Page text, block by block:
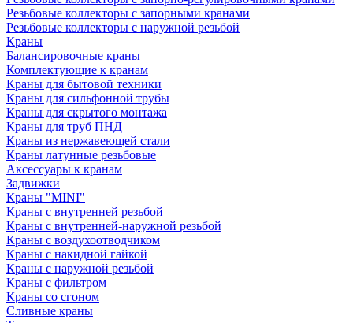
Резьбовые коллекторы с запорными кранами
Резьбовые коллекторы с наружной резьбой
Краны
Балансировочные краны
Комплектующие к кранам
Краны для бытовой техники
Краны для сильфонной трубы
Краны для скрытого монтажа
Краны для труб ПНД
Краны из нержавеющей стали
Краны латунные резьбовые
Аксессуары к кранам
Задвижки
Краны "MINI"
Краны с внутренней резьбой
Краны с внутренней-наружной резьбой
Краны с воздухоотводчиком
Краны с накидной гайкой
Краны с наружной резьбой
Краны с фильтром
Краны со сгоном
Сливные краны